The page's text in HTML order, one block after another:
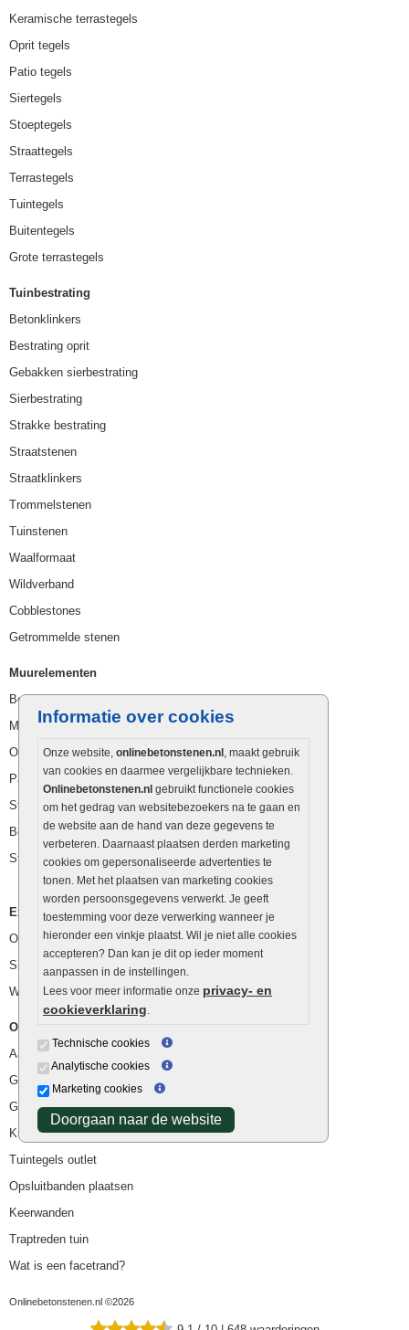
Informatie over cookies
Onze website, onlinebetonstenen.nl , maakt gebruik
van cookies en daarmee vergelijkbare technieken.
Onlinebetonstenen.nl gebruikt functionele cookies
om het gedrag van websitebezoekers na te gaan en
de website aan de hand van deze gegevens te
verbeteren. Daarnaast plaatsen derden marketing
cookies om gepersonaliseerde advertenties te
tonen. Met het plaatsen van marketing cookies
worden persoonsgegevens verwerkt. Je geeft
toestemming voor deze verwerking wanneer je
hieronder een vinkje plaatst. Wil je niet alle cookies
accepteren? Dan kan je dit op ieder moment
aanpassen in de instellingen.
Lees voor meer informatie onze privacy- en
cookieverklaring
Technische cookies
Analytische cookies
Marketing cookies
Doorgaan naar de website
Keramische terrastegels
Oprit tegels
Patio tegels
Siertegels
Stoeptegels
Straattegels
Terrastegels
Tuintegels
Buitentegels
Grote terrastegels
Tuinbestrating
Betonklinkers
Bestrating oprit
Gebakken sierbestrating
Sierbestrating
Strakke bestrating
Straatstenen
Straatklinkers
Trommelstenen
Tuinstenen
Waalformaat
Wildverband
Cobblestones
Getrommelde stenen
Muurelementen
Betonbielzen
Muurstenen
Opsluitbanden
Palissaden
Stapelblokken
Betonblokken
Stapelstenen
Extra benodigdheden
Ophoogzand
Siergrind en siersplit
Waterafvoer
Overig
Aanbiedingen
Goedkope bestrating
Goedkope tuintegels
Kunstgras
Tuintegels outlet
Opsluitbanden plaatsen
Keerwanden
Traptreden tuin
Wat is een facetrand?
Onlinebetonstenen.nl ©2026